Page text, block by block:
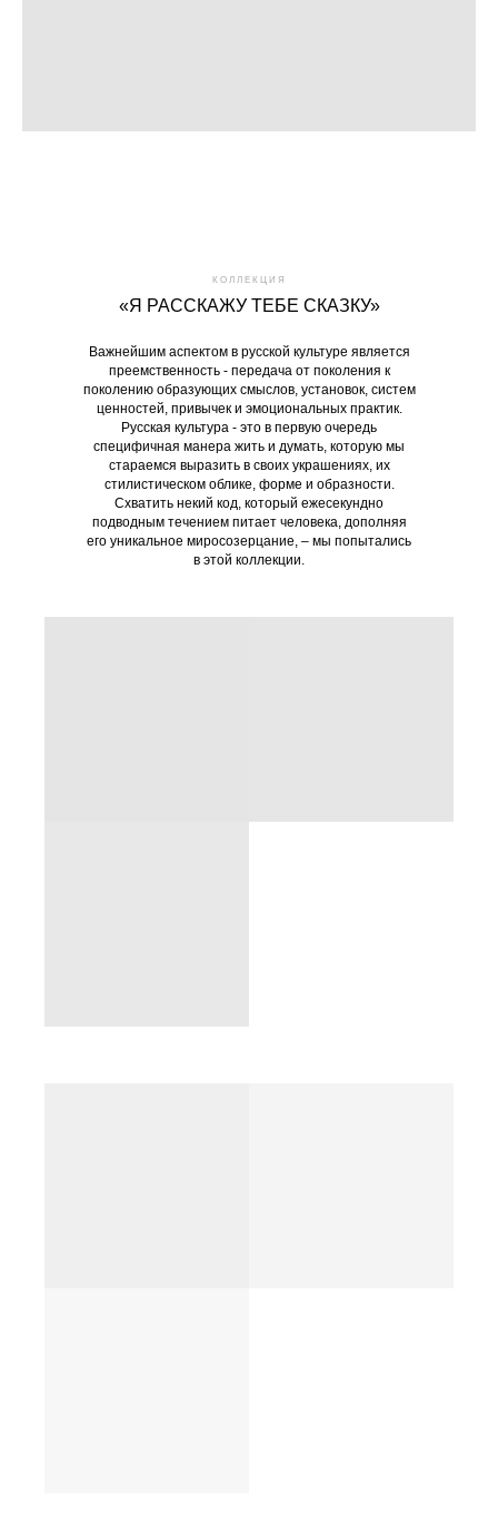
«Я РАССКАЖУ ТЕБЕ СКАЗКУ»
Важнейшим аспектом в русской культуре является
преемственность - передача от поколения к
поколению образующих смыслов, установок, систем
ценностей, привычек и эмоциональных практик.
Русская культура - это в первую очередь
специфичная манера жить и думать, которую мы
стараемся выразить в своих украшениях, их
стилистическом облике, форме и образности.
Схватить некий код, который ежесекундно
подводным течением питает человека, дополняя
его уникальное миросозерцание, – мы попытались
в этой коллекции.
КОЛЛЕКЦИЯ